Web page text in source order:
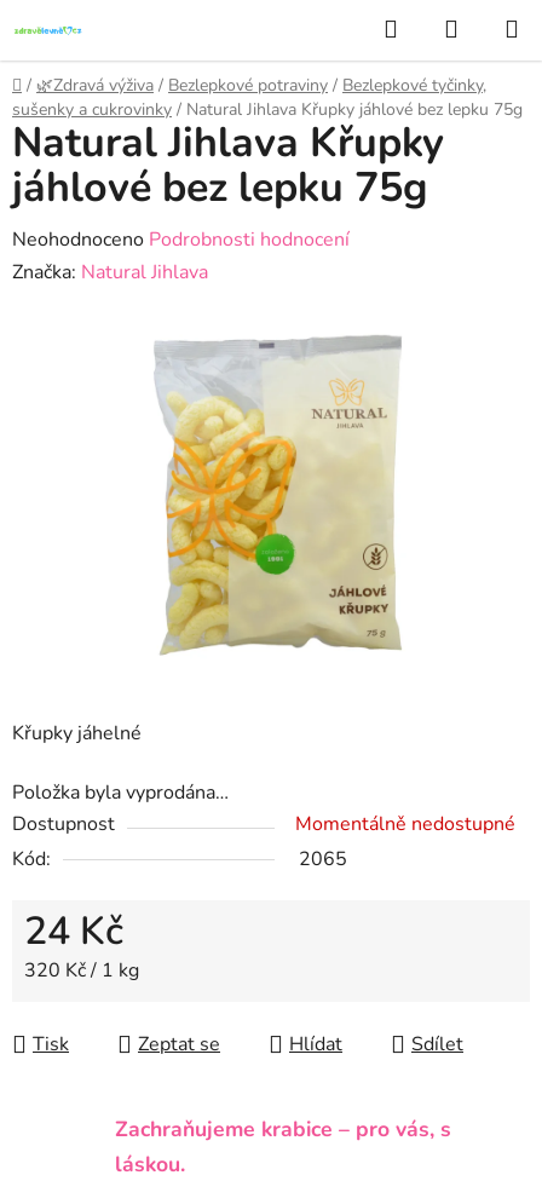
na
obsah
Hledat
KOŠÍK
Domů
/ 🌿Zdravá výživa / Bezlepkové potraviny / Bezlepkové tyčinky,
sušenky a cukrovinky / Natural Jihlava Křupky jáhlové bez lepku 75g
Křupky jáhelné
Položka byla vyprodána…
Dostupnost
Momentálně nedostupné
Kód:
2065
24 Kč
Měrná cena:
320 Kč / 1 kg
Tisk Zeptat se Hlídat Sdílet
Natural Jihlava Křupky
jáhlové bez lepku 75g
Průměrné
hodnocení
Neohodnoceno Podrobnosti hodnocení
Značka: Natural Jihlava
Zachraňujeme krabice – pro vás, s
láskou.